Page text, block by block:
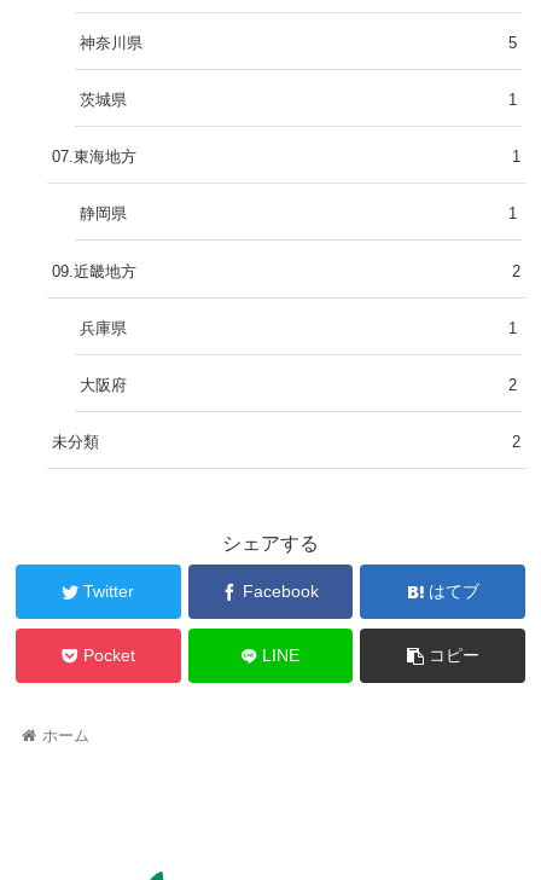
神奈川県 5
茨城県 1
07.東海地方 1
静岡県 1
09.近畿地方 2
兵庫県 1
大阪府 2
未分類 2
シェアする
Twitter Facebook はてブ
Pocket LINE コピー
ホーム